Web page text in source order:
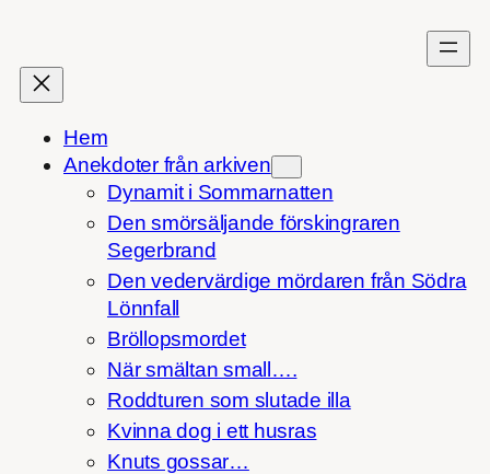
innehåll
Hem
Anekdoter från arkiven
Dynamit i Sommarnatten
Den smörsäljande förskingraren
Segerbrand
Den vedervärdige mördaren från Södra
Lönnfall
Bröllopsmordet
När smältan small….
Roddturen som slutade illa
Kvinna dog i ett husras
Knuts gossar…